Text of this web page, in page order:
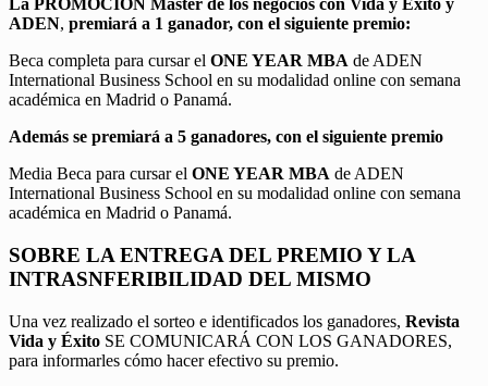
La PROMOCIÓN Máster de los negocios con Vida y Éxito y
ADEN, premiará a 1 ganador, con el siguiente premio:
Beca completa para cursar el ONE YEAR MBA de ADEN
International Business School en su modalidad online con semana
académica en Madrid o Panamá.
Además se premiará a 5 ganadores, con el siguiente premio
Media Beca para cursar el ONE YEAR MBA de ADEN
International Business School en su modalidad online con semana
académica en Madrid o Panamá.
SOBRE LA ENTREGA DEL PREMIO Y LA
INTRASNFERIBILIDAD DEL MISMO
Una vez realizado el sorteo e identificados los ganadores, Revista
Vida y Éxito SE COMUNICARÁ CON LOS GANADORES,
para informarles cómo hacer efectivo su premio.